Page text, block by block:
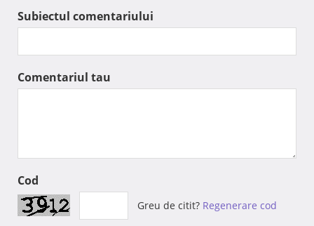
Subiectul comentariului
Comentariul tau
Cod
Greu de citit? Regenerare cod